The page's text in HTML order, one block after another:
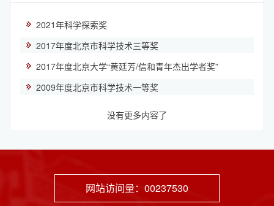
2021年科学探索奖
2017年度北京市科学技术三等奖
2017年度北京大学“黄廷芳/信和青年杰出学者奖”
2009年度北京市科学技术一等奖
没有更多内容了
网站访问量： 00237530